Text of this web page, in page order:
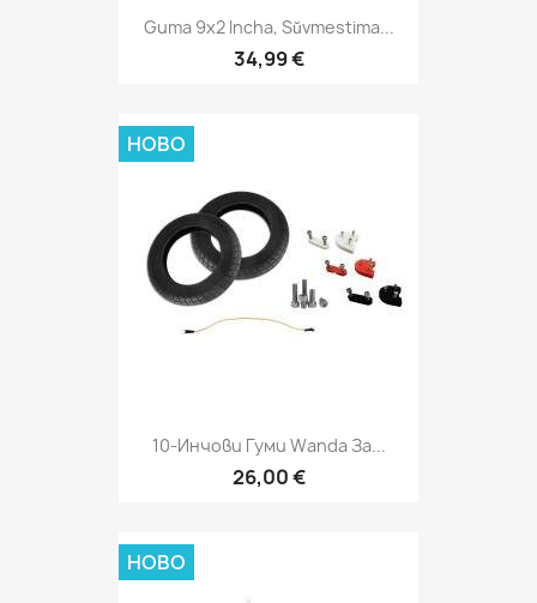
Guma 9x2 Incha, Sŭvmestima...
34,99 €
10-Инчови Гуми Wanda За...
26,00 €
НОВО
НОВО